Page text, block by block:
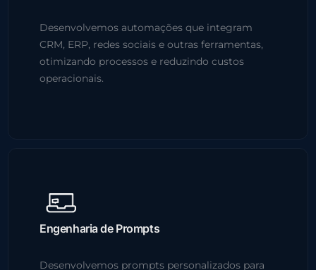
Desenvolvemos automações que integram
CRM, ERP, redes sociais e outras ferramentas,
otimizando processos e reduzindo custos
operacionais.
Engenharia de Prompts
Desenvolvemos prompts personalizados para